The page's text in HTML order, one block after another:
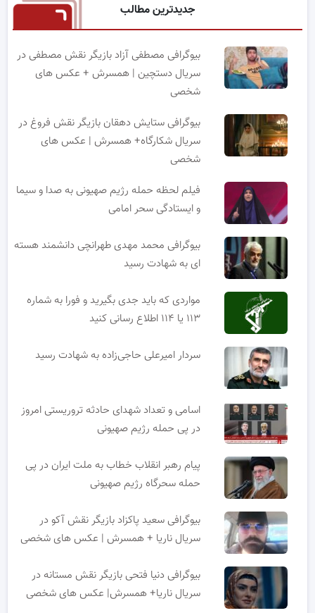
جدیدترین مطالب
بیوگرافی مصطفی آزاد بازیگر نقش مصطفی در
سریال دستچین | همسرش + عکس های
شخصی
بیوگرافی ستایش دهقان بازیگر نقش فروغ در
سریال شکارگاه+ همسرش | عکس های
شخصی
فیلم لحظه حمله رژیم صهیونی به صدا و سیما
و ایستادگی سحر امامی
بیوگرافی محمد مهدی طهرانچی دانشمند هسته
ای به شهادت رسید
مواردی که باید جدی بگیرید و فورا به شماره
۱۱۳ یا ۱۱۴ اطلاع رسانی کنید
سردار امیرعلی حاجی‌زاده به شهادت رسید
اسامی و تعداد شهدای حادثه تروریستی امروز
در پی حمله رژیم صهیونی
پیام رهبر انقلاب خطاب به ملت ایران در پی
حمله سحرگاه رژیم صهیونی
بیوگرافی سعید پاکزاد بازیگر نقش آکو در
سریال ناریا + همسرش | عکس های شخصی
بیوگرافی دنیا فتحی بازیگر نقش مستانه در
سریال ناریا+ همسرش| عکس های شخصی